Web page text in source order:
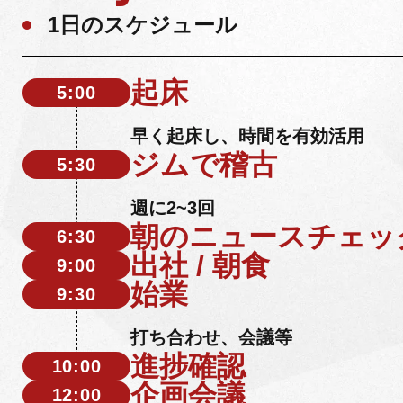
1日のスケジュール
5:00 起床
早く起床し、時間を有効活用
5:30
ジムで稽古
週に2~3回
6:30
朝のニュースチェッ
9:00 出社 / 朝食
9:30 始業
打ち合わせ、会議等
10:00
進捗確認
12:00 企画会議